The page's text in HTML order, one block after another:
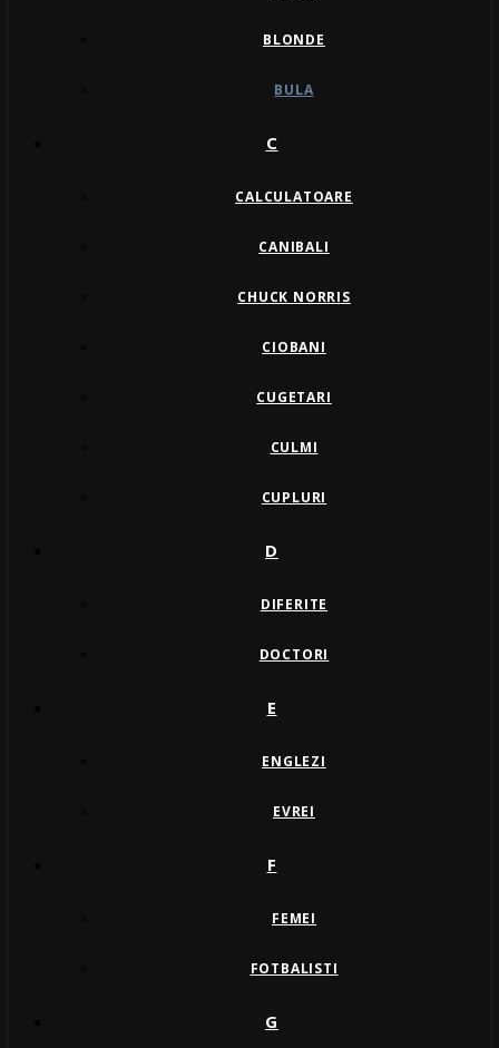
BLONDE
BULA
C
CALCULATOARE
CANIBALI
CHUCK NORRIS
CIOBANI
CUGETARI
CULMI
CUPLURI
D
DIFERITE
DOCTORI
E
ENGLEZI
EVREI
F
FEMEI
FOTBALISTI
G